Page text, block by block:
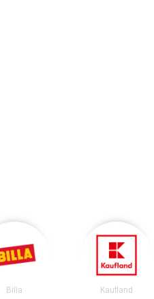
Billa Kaufland